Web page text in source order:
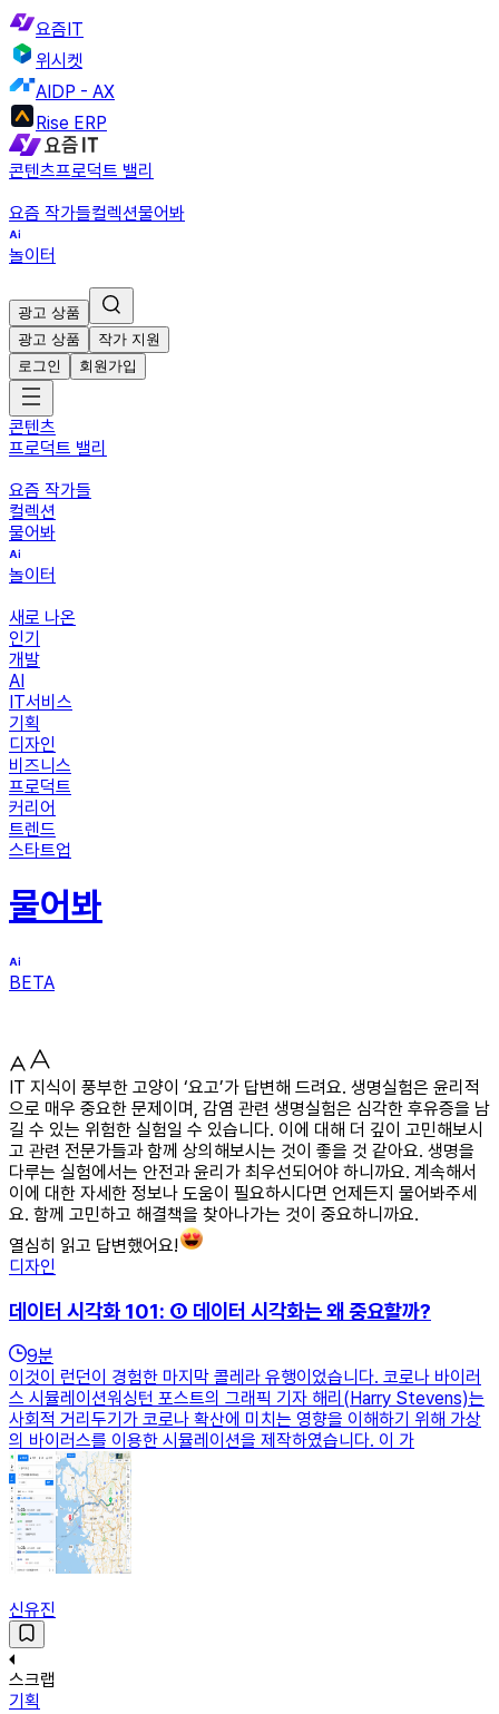
요즘IT
위시켓
AIDP - AX
Rise ERP
콘텐츠프로덕트 밸리
요즘 작가들컬렉션물어봐
놀이터
광고 상품
광고 상품
작가 지원
로그인
회원가입
콘텐츠
프로덕트 밸리
요즘 작가들
컬렉션
물어봐
놀이터
새로 나온
인기
개발
AI
IT서비스
기획
디자인
비즈니스
프로덕트
커리어
트렌드
스타트업
물어봐
BETA
IT 지식이 풍부한 고양이 ‘요고’가 답변해 드려요. 생명실험은 윤리적
으로 매우 중요한 문제이며, 감염 관련 생명실험은 심각한 후유증을 남
길 수 있는 위험한 실험일 수 있습니다. 이에 대해 더 깊이 고민해보시
고 관련 전문가들과 함께 상의해보시는 것이 좋을 것 같아요. 생명을
다루는 실험에서는 안전과 윤리가 최우선되어야 하니까요. 계속해서
이에 대한 자세한 정보나 도움이 필요하시다면 언제든지 물어봐주세
요. 함께 고민하고 해결책을 찾아나가는 것이 중요하니까요.
열심히 읽고 답변했어요!
디자인
데이터 시각화 101: ① 데이터 시각화는 왜 중요할까?
9분
이것이 런던이 경험한 마지막 콜레라 유행이었습니다. 코로나 바이러
스 시뮬레이션워싱턴 포스트의 그래픽 기자 해리(Harry Stevens)는
사회적 거리두기가 코로나 확산에 미치는 영향을 이해하기 위해 가상
의 바이러스를 이용한 시뮬레이션을 제작하였습니다. 이 가
신유진
스크랩
기획